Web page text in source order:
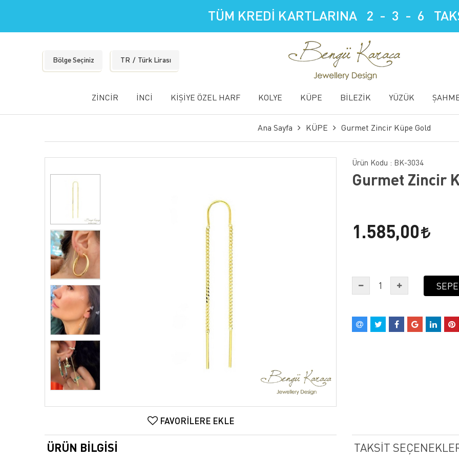
TÜM KREDİ KARTLARINA 2 - 3 - 6
Bölge Seçiniz TR Türk Lirası
ZİNCİR İNCİ KİŞİYE ÖZEL HARF KOLYE KÜPE BİLEZİK YÜZÜK
Ana Sayfa KÜPE Gurmet Zincir Küpe Gold
FAVORILERE EKLE
Ürün Kodu : BK-3034
Gurmet Zincir
1.585,00
ÜRÜN BILGISI
TAKSIT